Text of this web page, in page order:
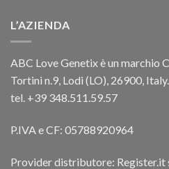
L’AZIENDA
ABC Love Genetix è un marchio
Tortini n.9, Lodi (LO), 26900, Italy.
tel. +39 348.511.59.57
P.IVA e CF: 05788920964
Provider distributore: Register.it